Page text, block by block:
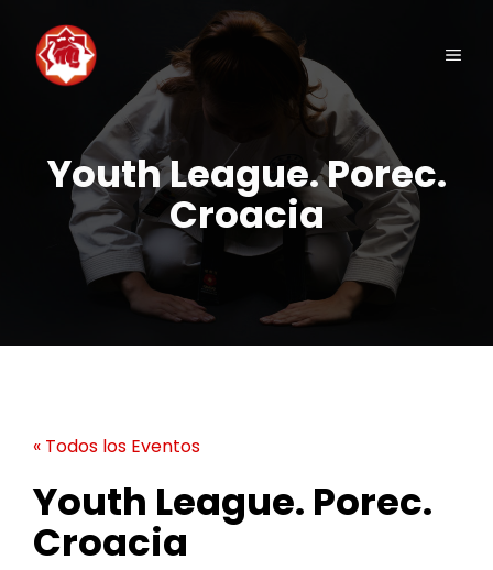
contenido
Youth League. Porec.
Croacia
« Todos los Eventos
Youth League. Porec.
Croacia